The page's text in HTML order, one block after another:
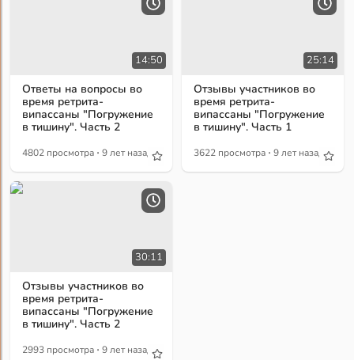
14:50
Ответы на вопросы во
время ретрита-
випассаны "Погружение
в тишину". Часть 2
4802 просмотра · 9 лет назад
25:14
Отзывы участников во
время ретрита-
випассаны "Погружение
в тишину". Часть 1
3622 просмотра · 9 лет назад
30:11
Отзывы участников во
время ретрита-
випассаны "Погружение
в тишину". Часть 2
2993 просмотра · 9 лет назад